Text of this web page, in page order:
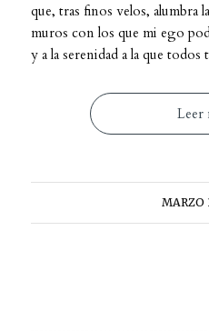
que, tras finos velos, alumbra
muros con los que mi ego
y a la serenidad a la que todos
Leer
MARZO